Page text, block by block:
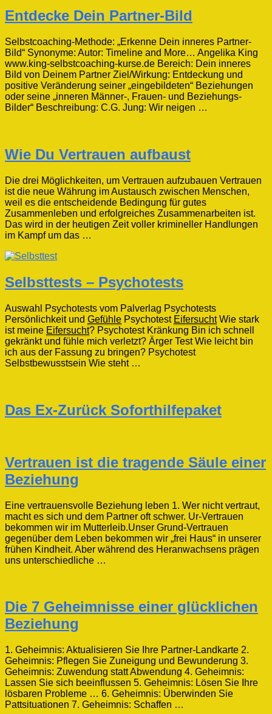
Entdecke Dein Partner-Bild
Selbstcoaching-Methode: „Erkenne Dein inneres Partner-
Bild“ Synonyme: Autor: Timeline and More… Angelika King
www.king-selbstcoaching-kurse.de Bereich: Dein inneres
Bild von Deinem Partner Ziel/Wirkung: Entdeckung und
positive Veränderung seiner „eingebildeten“ Beziehungen
oder seine „inneren Männer-, Frauen- und Beziehungs-
Bilder“ Beschreibung: C.G. Jung: Wir neigen …
Wie Du Vertrauen aufbaust
Die drei Möglichkeiten, um Vertrauen aufzubauen Vertrauen
ist die neue Währung im Austausch zwischen Menschen,
weil es die entscheidende Bedingung für gutes
Zusammenleben und erfolgreiches Zusammenarbeiten ist.
Das wird in der heutigen Zeit voller krimineller Handlungen
im Kampf um das …
Selbsttests – Psychotests
Auswahl Psychotests vom Palverlag Psychotests
Persönlichkeit und Gefühle Psychotest EifersuchtWie stark
ist meine Eifersucht? Psychotest Kränkung Bin ich schnell
gekränkt und fühle mich verletzt? Ärger Test Wie leicht bin
ich aus der Fassung zu bringen? Psychotest
Selbstbewusstsein Wie steht …
Das Ex-Zurück Soforthilfepaket
Vertrauen ist die tragende Säule einer
Beziehung
Eine vertrauensvolle Beziehung leben 1. Wer nicht vertraut,
macht es sich und dem Partner oft schwer. Ur-Vertrauen
bekommen wir im Mutterleib.Unser Grund-Vertrauen
gegenüber dem Leben bekommen wir „frei Haus“ in unserer
frühen Kindheit. Aber während des Heranwachsens prägen
uns unterschiedliche …
Die 7 Geheimnisse einer glücklichen
Beziehung
1. Geheimnis: Aktualisieren Sie Ihre Partner-Landkarte 2.
Geheimnis: Pflegen Sie Zuneigung und Bewunderung 3.
Geheimnis: Zuwendung statt Abwendung 4. Geheimnis:
Lassen Sie sich beeinflussen 5. Geheimnis: Lösen Sie Ihre
lösbaren Probleme … 6. Geheimnis: Überwinden Sie
Pattsituationen 7. Geheimnis: Schaffen …